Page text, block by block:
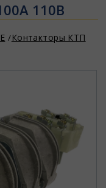
110В
Контакторы КТП